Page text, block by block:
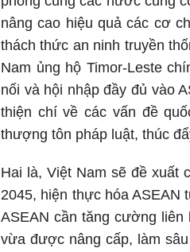
nâng cao hiệu quả các cơ
thách thức an ninh truyền
Nam ủng hộ Timor-Leste
nối và hội nhập đầy đủ vào
thiện chí về các vấn đề
thượng tôn pháp luật, thúc
Hai là, Việt Nam sẽ đề xuất
2045, hiện thực hóa ASEAN
ASEAN cần tăng cường liên
vừa được nâng cấp, làm